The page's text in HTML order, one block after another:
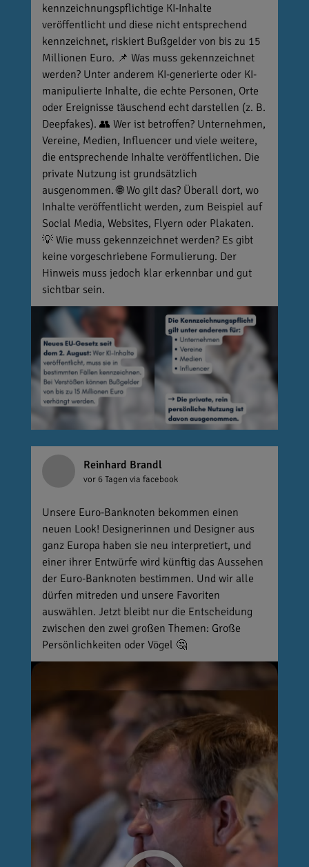
kennzeichnungspflichtige KI-Inhalte
veröffentlicht und diese nicht entsprechend
kennzeichnet, riskiert Bußgelder von bis zu 15
Millionen Euro. 📌 Was muss gekennzeichnet
werden? Unter anderem KI-generierte oder KI-
manipulierte Inhalte, die echte Personen, Orte
oder Ereignisse täuschend echt darstellen (z. B.
Deepfakes). 👥 Wer ist betroffen? Unternehmen,
Vereine, Medien, Influencer und viele weitere,
die entsprechende Inhalte veröffentlichen. Die
private Nutzung ist grundsätzlich
ausgenommen. 🌐 Wo gilt das? Überall dort, wo
Inhalte veröffentlicht werden, zum Beispiel auf
Social Media, Websites, Flyern oder Plakaten.
💡 Wie muss gekennzeichnet werden? Es gibt
keine vorgeschriebene Formulierung. Der
Hinweis muss jedoch klar erkennbar und gut
sichtbar sein.
Reinhard Brandl
vor 6 Tagen via facebook
Unsere Euro-Banknoten bekommen einen
neuen Look! Designerinnen und Designer aus
ganz Europa haben sie neu interpretiert, und
einer ihrer Entwürfe wird künftig das Aussehen
der Euro-Banknoten bestimmen. Und wir alle
dürfen mitreden und unsere Favoriten
auswählen. Jetzt bleibt nur die Entscheidung
zwischen den zwei großen Themen: Große
Persönlichkeiten oder Vögel 🤔